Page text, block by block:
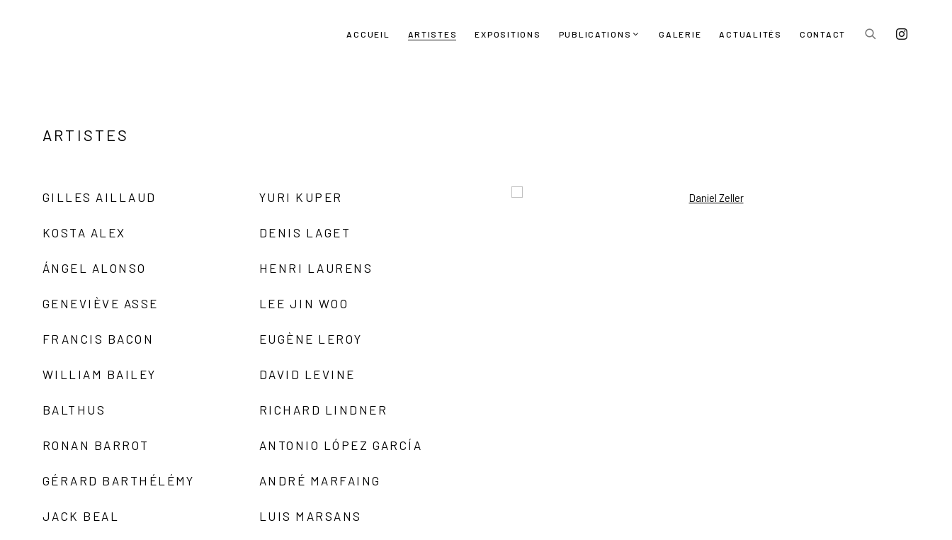
ACCUEIL ARTISTES EXPOSITIONS PUBLICATIONS GALERIE ACTUALITÉS CONTACT
ARTISTES
GILLES AILLAUD
KOSTA ALEX
ÁNGEL ALONSO
GENEVIÈVE ASSE
FRANCIS BACON
WILLIAM BAILEY
BALTHUS
RONAN BARROT
GÉRARD BARTHÉLÉMY
JACK BEAL
YURI KUPER
DENIS LAGET
HENRI LAURENS
LEE JIN WOO
EUGÈNE LEROY
DAVID LEVINE
RICHARD LINDNER
ANTONIO LÓPEZ GARCÍA
ANDRÉ MARFAING
LUIS MARSANS